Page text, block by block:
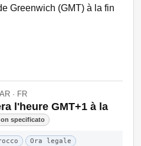
Greenwich (GMT) à la fin
· FR
l'heure GMT+1 à la
specificato
Ora legale